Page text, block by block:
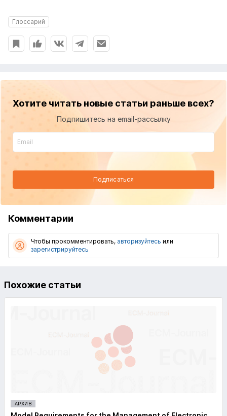
Глоссарий
Хотите читать новые статьи раньше всех?
Подпишитесь на email-рассылку
Подписаться
Комментарии
Чтобы прокомментировать, авторизуйтесь или
зарегистрируйтесь
Похожие статьи
АРХИВ